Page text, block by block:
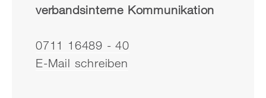
verbandsinterne Kommunikation
0711 16489 - 40
E-Mail schreiben